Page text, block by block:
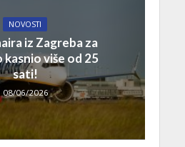
NOVOSTI
iz Zagreba za
kasnio više od 25
sati!
08/06/2026